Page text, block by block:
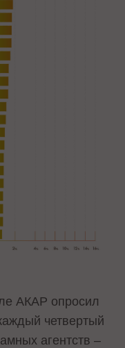
АКАР опросил
четвертый
агентств –